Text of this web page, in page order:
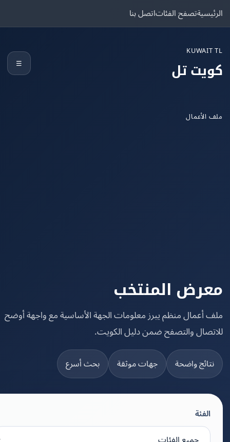
تصفح الفئاتاتصل بنا
تل
المنتخب
منظم يبرز معلومات الجهة الأساسية مع واجهة أوضح
والتصفح ضمن دليل الكويت.
واضحة جهات موثقة بحث أسرع